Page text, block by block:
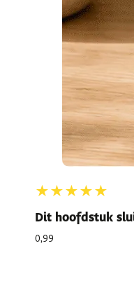
★★★★★
Dit hoofdstuk
0,99